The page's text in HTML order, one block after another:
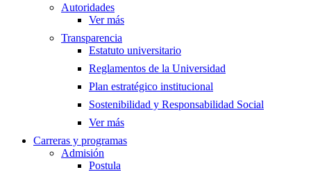
Autoridades
Ver más
Transparencia
Estatuto universitario
Reglamentos de la Universidad
Plan estratégico institucional
Sostenibilidad y Responsabilidad Social
Ver más
Carreras y programas
Admisión
Postula